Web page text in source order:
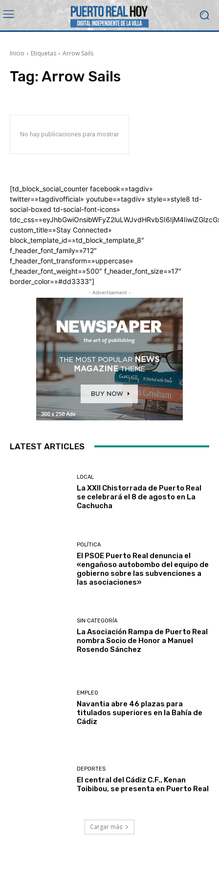
Inicio Etiquetas Arrow Sails
Tag: Arrow Sails
No hay publicaciones para mostrar
[td_block_social_counter facebook=»tagdiv»
twitter=»tagdivofficial» youtube=»tagdiv» style=»style8 td-
social-boxed td-social-font-icons»
custom_title=»Stay Connected»
block_template_id=»td_block_template_8″
f_header_font_family=»712″
f_header_font_transform=»uppercase»
f_header_font_weight=»500″ f_header_font_size=»17″
border_color=»#dd3333″]
- Advertisement -
LATEST ARTICLES
LOCAL
La XXII Chistorrada de Puerto Real
se celebrará el 8 de agosto en La
Cachucha
POLÍTICA
El PSOE Puerto Real denuncia el
«engañoso autobombo del equipo de
gobierno sobre las subvenciones a
las asociaciones»
SIN CATEGORÍA
La Asociación Rampa de Puerto Real
nombra Socio de Honor a Manuel
Rosendo Sánchez
EMPLEO
Navantia abre 46 plazas para
titulados superiores en la Bahía de
Cádiz
DEPORTES
El central del Cádiz C.F., Kenan
Toibibou, se presenta en Puerto Real
Cargar más